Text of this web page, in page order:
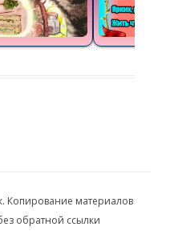
Копирование материалов
обратной ссылки